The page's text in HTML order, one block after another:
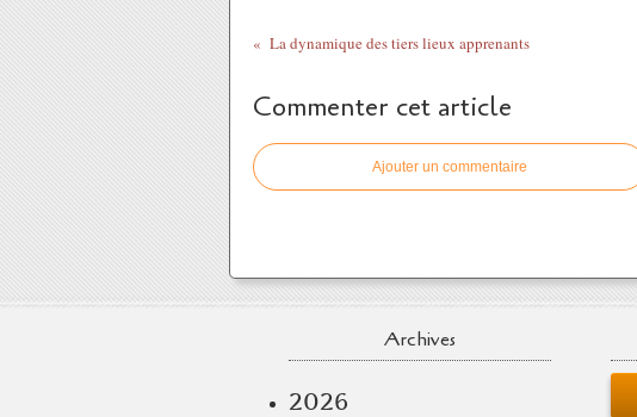
La dynamique des tiers lieux apprenants
Commenter cet article
Ajouter un commentaire
Archives
2026